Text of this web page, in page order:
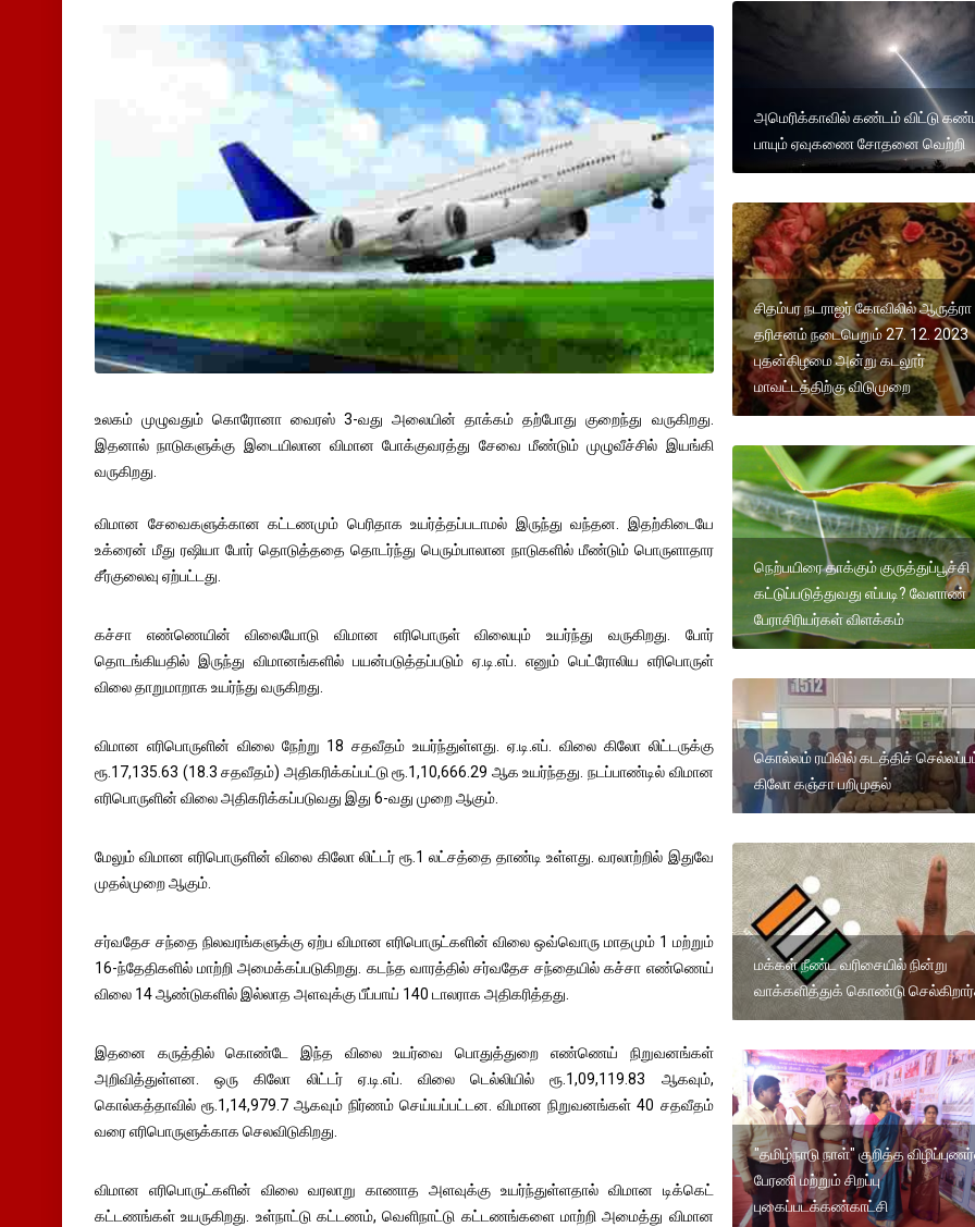
உலகம் முழுவதும் கொரோனா வைரஸ் 3-வது அலையின் தாக்கம் தற்போது குறைந்து வருகிறது.
இதனால் நாடுகளுக்கு இடையிலான விமான போக்குவரத்து சேவை மீண்டும் முழுவீச்சில் இயங்கி
வருகிறது.
விமான சேவைகளுக்கான கட்டணமும் பெரிதாக உயர்த்தப்படாமல் இருந்து வந்தன. இதற்கிடையே
உக்ரைன் மீது ரஷியா போர் தொடுத்ததை தொடர்ந்து பெரும்பாலான நாடுகளில் மீண்டும் பொருளாதார
சீர்குலைவு ஏற்பட்டது.
கச்சா எண்ணெயின் விலையோடு விமான எரிபொருள் விலையும் உயர்ந்து வருகிறது. போர்
தொடங்கியதில் இருந்து விமானங்களில் பயன்படுத்தப்படும் ஏ.டி.எப். எனும் பெட்ரோலிய எரிபொருள்
விலை தாறுமாறாக உயர்ந்து வருகிறது.
விமான எரிபொருளின் விலை நேற்று 18 சதவீதம் உயர்ந்துள்ளது. ஏ.டி.எப். விலை கிலோ லிட்டருக்கு
ரூ.17,135.63 (18.3 சதவீதம்) அதிகரிக்கப்பட்டு ரூ.1,10,666.29 ஆக உயர்ந்தது. நடப்பாண்டில் விமான
எரிபொருளின் விலை அதிகரிக்கப்படுவது இது 6-வது முறை ஆகும்.
மேலும் விமான எரிபொருளின் விலை கிலோ லிட்டர் ரூ.1 லட்சத்தை தாண்டி உள்ளது. வரலாற்றில் இதுவே
முதல்முறை ஆகும்.
சர்வதேச சந்தை நிலவரங்களுக்கு ஏற்ப விமான எரிபொருட்களின் விலை ஒவ்வொரு மாதமும் 1 மற்றும்
16-ந்தேதிகளில் மாற்றி அமைக்கப்படுகிறது. கடந்த வாரத்தில் சர்வதேச சந்தையில் கச்சா எண்ணெய்
விலை 14 ஆண்டுகளில் இல்லாத அளவுக்கு பீப்பாய் 140 டாலராக அதிகரித்தது.
இதனை கருத்தில் கொண்டே இந்த விலை உயர்வை பொதுத்துறை எண்ணெய் நிறுவனங்கள்
அறிவித்துள்ளன. ஒரு கிலோ லிட்டர் ஏ.டி.எப். விலை டெல்லியில் ரூ.1,09,119.83 ஆகவும்,
கொல்கத்தாவில் ரூ.1,14,979.7 ஆகவும் நிர்ணம் செய்யப்பட்டன. விமான நிறுவனங்கள் 40 சதவீதம்
வரை எரிபொருளுக்காக செலவிடுகிறது.
விமான எரிபொருட்களின் விலை வரலாறு காணாத அளவுக்கு உயர்ந்துள்ளதால் விமான டிக்கெட்
கட்டணங்கள் உயருகிறது. உள்நாட்டு கட்டணம், வெளிநாட்டு கட்டணங்களை மாற்றி அமைத்து விமான
அமெரிக்காவில் கண்டம் விட்டு
பாயும் ஏவுகணை சோதனை வெற்றி
சிதம்பர நடராஜர் கோவிலில் ஆருத்ரா
தரிசனம் நடைபெறும் 27. 12. 2023
புதன்கிழமை அன்று கடலூர்
மாவட்டத்திற்கு விடுமுறை
நெற்பயிரை தாக்கும் குருத்துப்பூச்சி
கட்டுப்படுத்துவது எப்படி? வேளாண்
பேராசிரியர்கள் விளக்கம்
கொல்லம் ரயிலில் கடத்திச்
கிலோ கஞ்சா பறிமுதல்
மக்கள் நீண்ட வரிசையில் நின்று
வாக்களித்துக் கொண்டு
"தமிழ்நாடு நாள்" குறித்த
பேரணி மற்றும் சிறப்பு
புகைப்படக்கண்காட்சி